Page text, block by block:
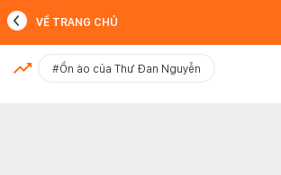
MỚI NHẤT
VỀ TRANG CHỦ
#Ồn ào của Thư Đan Nguyễn